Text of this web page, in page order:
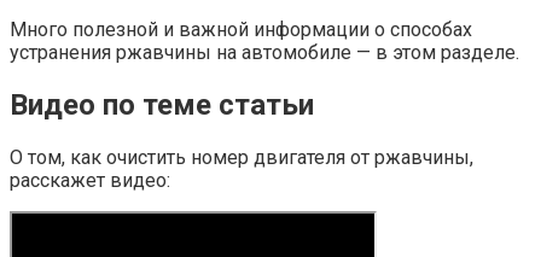
Много полезной и важной информации о способах
устранения ржавчины на автомобиле — в этом разделе.
Видео по теме статьи
О том, как очистить номер двигателя от ржавчины,
расскажет видео: